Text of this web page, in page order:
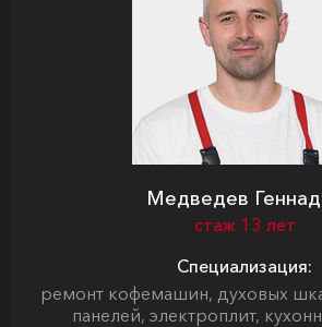
Медведев
стаж 13 лет
Специализация:
ремонт кофемашин, духовых
панелей, электроплит,